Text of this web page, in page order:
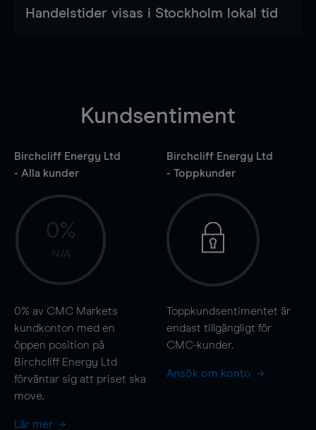
Handelstider visas i Stockholm lokal tid
Kundsentiment
Birchcliff Energy Ltd
- Alla kunder
0%
N/A
0% av CMC Markets
kundkonton med en
öppen position på
Birchcliff Energy Ltd
förväntar sig att priset ska
move.
Lär mer
Birchcliff Energy Ltd
- Toppkunder
Toppkundsentimentet är
endast tillgängligt för
CMC-kunder.
Ansök om konto